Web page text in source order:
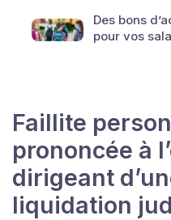
Des bons
pour vos
Faillite
prononcée à
dirigeant
liquidation